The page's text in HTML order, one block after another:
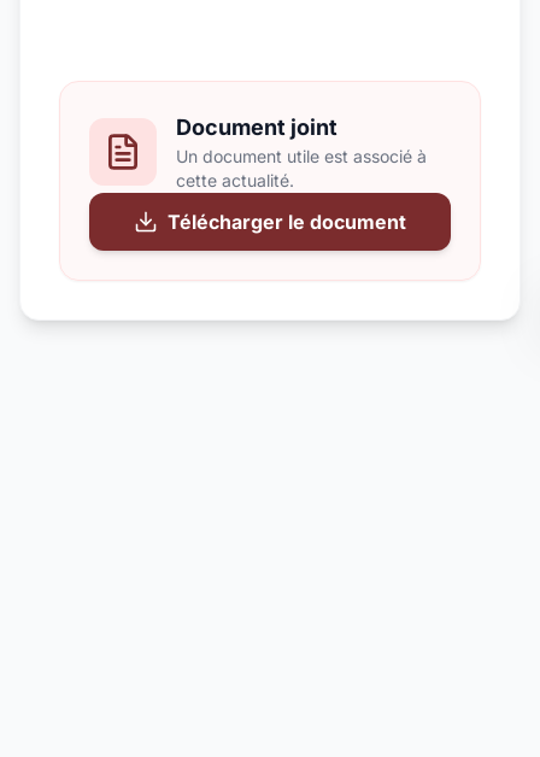
Document joint
Un document utile est associé à
cette actualité.
Télécharger le document